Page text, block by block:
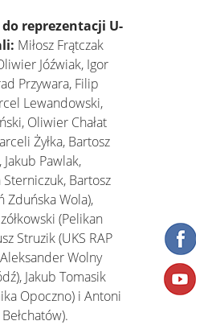
do reprezentacji U-
Miłosz Frątczak
Jóźwiak, Igor
Przywara, Filip
Lewandowski,
Oliwier Chałat
Żyłka, Bartosz
Jakub Pawlak,
Bartosz
Zduńska Wola),
(Pelikan
Struzik (UKS RAP
Wolny
Jakub Tomasik
Opoczno) i Antoni